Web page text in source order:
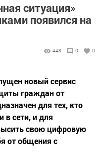
ситуация»
появился на
448 0 0
новый сервис
граждан от
для тех, кто
в сети, и для
свою цифровую
от общения с